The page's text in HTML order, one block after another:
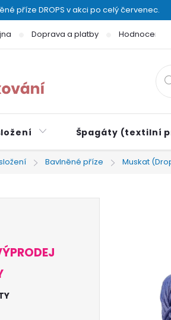
příze DROPS v akci po celý červenec.
Doprava a platby Hodnocení
Špagáty (textilní
Bavlněné příze Muskat